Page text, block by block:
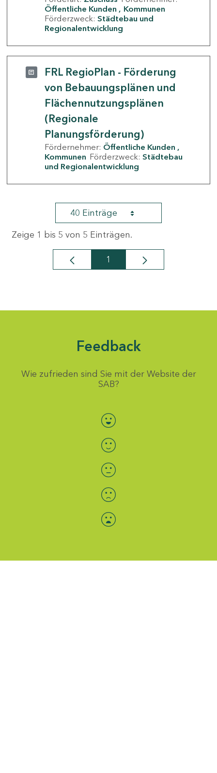
Öffentliche Kunden
Kommunen
Förderzweck: Städtebau und
Regionalentwicklung
FRL RegioPlan - Förderung
von Bebauungsplänen und
Flächennutzungsplänen
(Regionale
Planungsförderung)
Fördernehmer: Öffentliche Kunden
Kommunen Förderzweck: Städtebau
und Regionalentwicklung
40 Einträge
Zeige 1 bis 5 von 5 Einträgen.
Seite
1
Feedback
Wie zufrieden sind Sie mit der Website der
SAB?
Bewertung auswählen